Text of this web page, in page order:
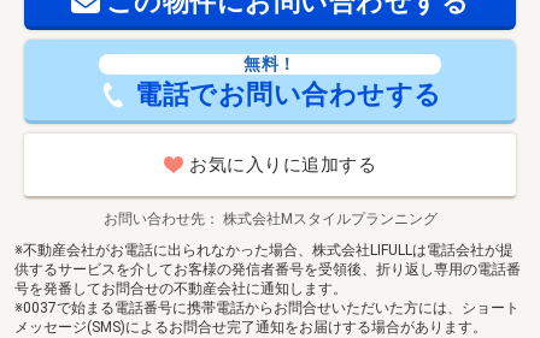
無料！
電話でお問い合わせする
お気に入りに追加する
お問い合わせ先
株式会社Mスタイルプランニング
※不動産会社がお電話に出られなかった場合、株式会社LIFULLは電話会社が提
供するサービスを介してお客様の発信者番号を受領後、折り返し専用の電話番
号を発番してお問合せの不動産会社に通知します。
※0037で始まる電話番号に携帯電話からお問合せいただいた方には、ショート
メッセージ(SMS)によるお問合せ完了通知をお届けする場合があります。